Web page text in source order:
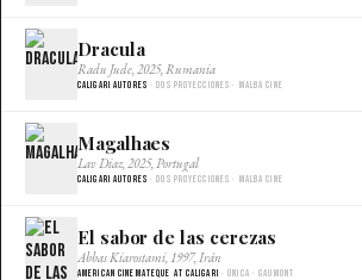
Dracula
Radu Jude, 2025, Rumania
Caligari Autores · Dos proyecciones · Malba Cine
Magalhaes
Lav Diaz, 2025, Portugal
Caligari Autores · Dos proyecciones · Malba Cine
El sabor de las cerezas
Abbas Kiarostami, 1997, Irán
American Cinemateque at Caligari · Única · Gaumont